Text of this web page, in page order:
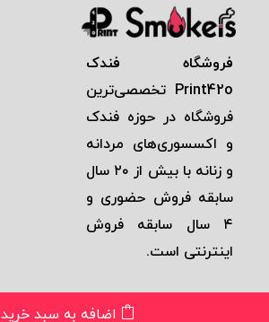
اضافه به سبد خرید
فروشگاه فندک
Print42o تخصصی‌ترين
فروشگاه در حوزه فندک
و اكسسوری‌های مردانه
و زنانه با بيش از ٢٠ سال
سابقه فروش حضوری و
٤ سال سابقه فروش
اينترنتی است.